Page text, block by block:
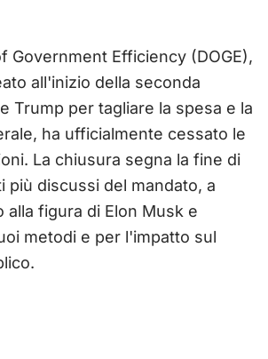
Government Efficiency (DOGE),
all'inizio della seconda
Trump per tagliare la spesa e la
ha ufficialmente cessato le
La chiusura segna la fine di
più discussi del mandato, a
alla figura di Elon Musk e
metodi e per l'impatto sul